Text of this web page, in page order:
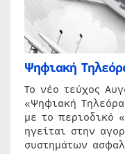
Ψηφιακή
Το νέο τεύχος
«Ψηφιακή
με το περιοδικό
ηγείται στην
συστημάτων